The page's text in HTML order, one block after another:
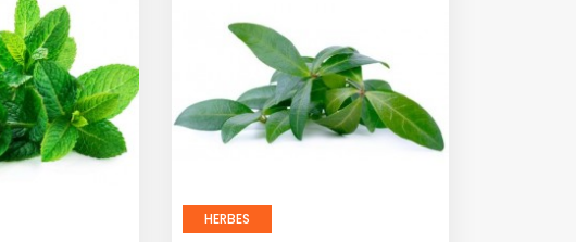
HERBES